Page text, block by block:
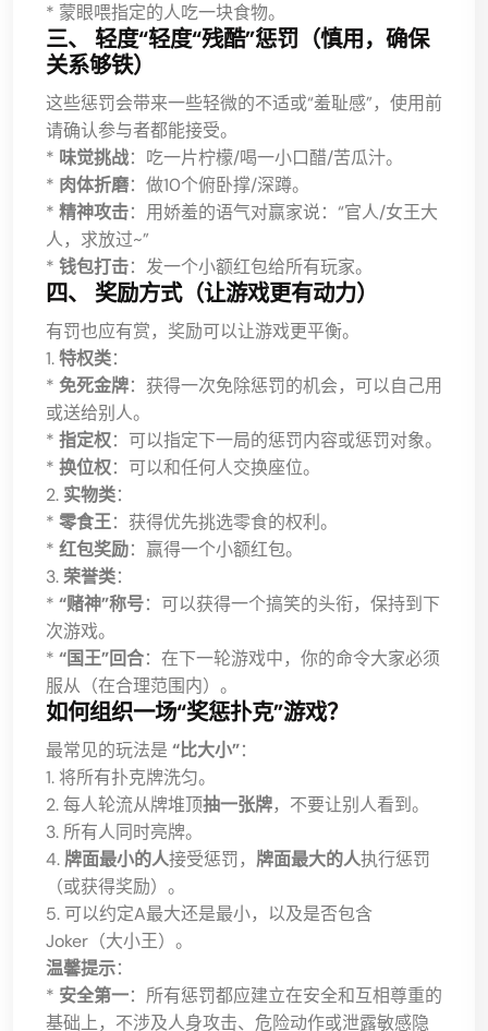
* 蒙眼喂指定的人吃一块食物。
三、 轻度“轻度“残酷”惩罚（慎用，确保
关系够铁）
这些惩罚会带来一些轻微的不适或“羞耻感”，使用前
请确认参与者都能接受。
* 味觉挑战：吃一片柠檬/喝一小口醋/苦瓜汁。
* 肉体折磨：做10个俯卧撑/深蹲。
* 精神攻击：用娇羞的语气对赢家说：“官人/女王大
人，求放过~”
* 钱包打击：发一个小额红包给所有玩家。
四、 奖励方式（让游戏更有动力）
有罚也应有赏，奖励可以让游戏更平衡。
1.特权类：
* 免死金牌：获得一次免除惩罚的机会，可以自己用
或送给别人。
* 指定权：可以指定下一局的惩罚内容或惩罚对象。
* 换位权：可以和任何人交换座位。
2. 实物类：
* 零食王：获得优先挑选零食的权利。
* 红包奖励：赢得一个小额红包。
3.荣誉类：
* “赌神”称号：可以获得一个搞笑的头衔，保持到下
次游戏。
* “国王”回合：在下一轮游戏中，你的命令大家必须
服从（在合理范围内）。
如何组织一场“奖惩扑克”游戏？
最常见的玩法是“比大小”：
1. 将所有扑克牌洗匀。
2. 每人轮流从牌堆顶抽一张牌，不要让别人看到。
3. 所有人同时亮牌。
4.牌面最小的人接受惩罚， 牌面最大的人执行惩罚
（或获得奖励）。
5. 可以约定A最大还是最小，以及是否包含
Joker（大小王）。
温馨提示：
* 安全第一：所有惩罚都应建立在安全和互相尊重的
基础上，不涉及人身攻击、危险动作或泄露敏感隐